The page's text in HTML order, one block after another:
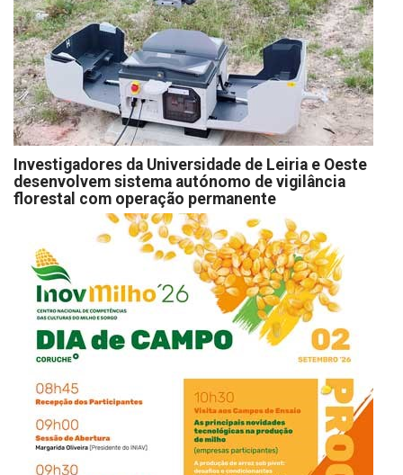
Investigadores da Universidade de Leiria e Oeste
desenvolvem sistema autónomo de vigilância
florestal com operação permanente